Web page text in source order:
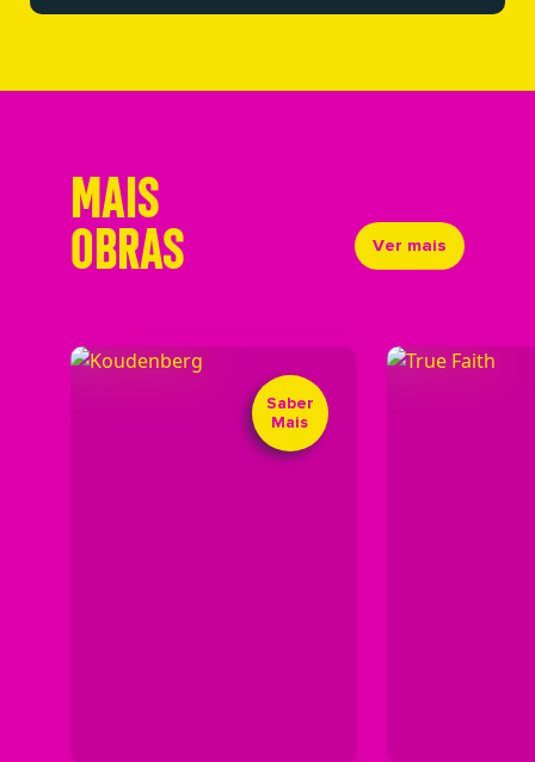
MAIS
OBRAS Ver mais
Saber
Mais